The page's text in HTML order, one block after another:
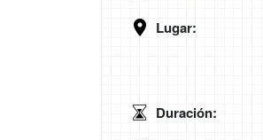
Lugar:
Duración: